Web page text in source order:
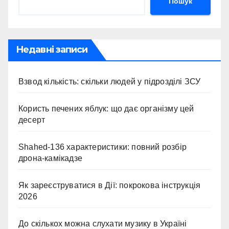
Недавні записи
Взвод кількість: скільки людей у підрозділі ЗСУ
Користь печених яблук: що дає організму цей
десерт
Shahed-136 характеристики: повний розбір
дрона-камікадзе
Як зареєструватися в Дії: покрокова інструкція
2026
До скількох можна слухати музику в Україні